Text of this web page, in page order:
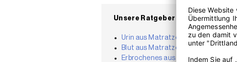
Unsere Ratgeber Artikel zur
Urin aus Matratze entfernen
Blut aus Matratze entfernen
Erbrochenes aus Matratze